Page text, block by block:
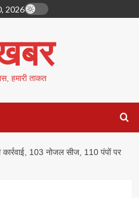
2026
हमारी ताकत
कार्रवाई, 103 नोजल सीज, 110 पंपों पर